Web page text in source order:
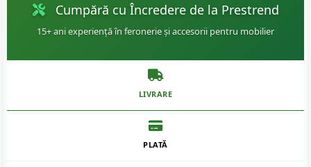
Cumpără cu Încredere de la Prestrend
15+ ani experiență în feronerie și accesorii pentru mobilier
LIVRARE
PLATĂ